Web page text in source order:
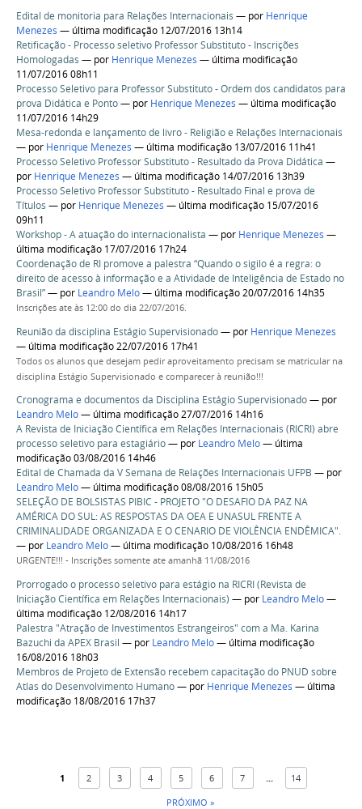
Edital de monitoria para Relações Internacionais — por Henrique
Menezes — última modificação 12/07/2016 13h14
Retificação - Processo seletivo Professor Substituto - Inscrições
Homologadas — por Henrique Menezes — última modificação
11/07/2016 08h11
Processo Seletivo para Professor Substituto - Ordem dos candidatos para
prova Didática e Ponto— por Henrique Menezes — última modificação
11/07/2016 14h29
Mesa-redonda e lançamento de livro - Religião e Relações Internacionais
— por Henrique Menezes — última modificação 13/07/2016 11h41
Processo Seletivo Professor Substituto - Resultado da Prova Didática —
por Henrique Menezes — última modificação 14/07/2016 13h39
Processo Seletivo Professor Substituto - Resultado Final e prova de
Títulos — por Henrique Menezes — última modificação 15/07/2016
09h11
Workshop - A atuação do internacionalista — por Henrique Menezes —
última modificação 17/07/2016 17h24
Coordenação de RI promove a palestra “Quando o sigilo é a regra: o
direito de acesso à informação e a Atividade de Inteligência de Estado no
Brasil”— por Leandro Melo— última modificação 20/07/2016 14h35
Inscrições ate às 12:00 do dia 22/07/2016.
Reunião da disciplina Estágio Supervisionado— por Henrique Menezes
— última modificação 22/07/2016 17h41
Todos os alunos que desejam pedir aproveitamento precisam se matricular na
disciplina Estágio Supervisionado e comparecer à reunião!!!
Cronograma e documentos da Disciplina Estágio Supervisionado— por
Leandro Melo— última modificação 27/07/2016 14h16
A Revista de Iniciação Científica em Relações Internacionais (RICRI) abre
processo seletivo para estagiário— por Leandro Melo— última
modificação 03/08/2016 14h46
Edital de Chamada da V Semana de Relações Internacionais UFPB — por
Leandro Melo— última modificação 08/08/2016 15h05
SELEÇÃO DE BOLSISTAS PIBIC - PROJETO "O DESAFIO DA PAZ NA
AMÉRICA DO SUL: AS RESPOSTAS DA OEA E UNASUL FRENTE A
CRIMINALIDADE ORGANIZADA E O CENARIO DE VIOLÊNCIA ENDÊMICA".
— por Leandro Melo— última modificação 10/08/2016 16h48
URGENTE!!! - Inscrições somente ate amanhã 11/08/2016
Prorrogado o processo seletivo para estágio na RICRI (Revista de
Iniciação Científica em Relações Internacionais) — por Leandro Melo—
última modificação 12/08/2016 14h17
Palestra "Atração de Investimentos Estrangeiros" com a Ma. Karina
Bazuchi da APEX Brasil — por Leandro Melo— última modificação
16/08/2016 18h03
Membros de Projeto de Extensão recebem capacitação do PNUD sobre
Atlas do Desenvolvimento Humano— por Henrique Menezes — última
modificação 18/08/2016 17h37
1 2 3 4 5 6 7
14
PRÓXIMO »